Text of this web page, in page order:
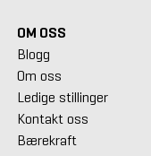
OM OSS
Blogg
Om oss
Ledige stillinger
Kontakt oss
Bærekraft